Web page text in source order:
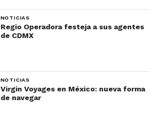
NOTICIAS
Regio Operadora festeja a sus agentes
de CDMX
NOTICIAS
Virgin Voyages en México: nueva forma
de navegar